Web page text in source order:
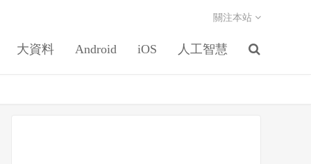
大資料 Android iOS 人工智慧
關注本站